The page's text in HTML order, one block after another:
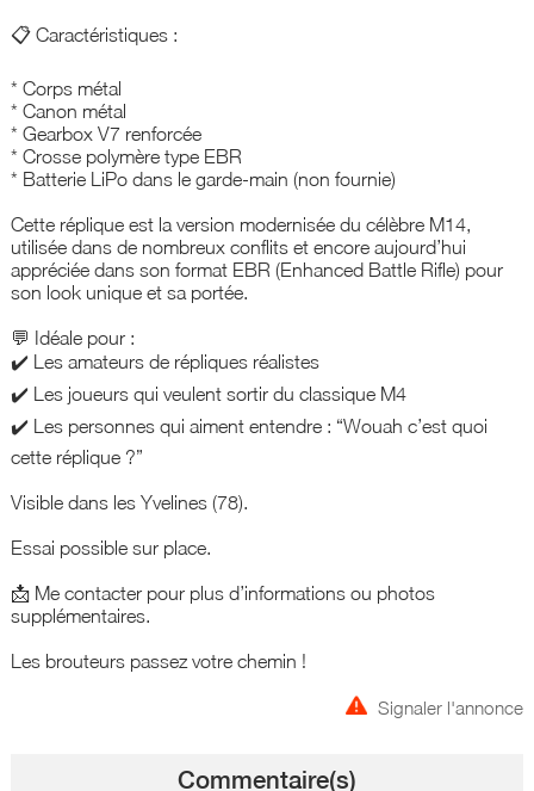
📋 Caractéristiques :
* Corps métal
* Canon métal
* Gearbox V7 renforcée
* Crosse polymère type EBR
* Batterie LiPo dans le garde-main (non fournie)
Cette réplique est la version modernisée du célèbre M14,
utilisée dans de nombreux conflits et encore aujourd’hui
appréciée dans son format EBR (Enhanced Battle Rifle) pour
son look unique et sa portée.
💬 Idéale pour :
✔️ Les amateurs de répliques réalistes
✔️ Les joueurs qui veulent sortir du classique M4
✔️ Les personnes qui aiment entendre : “Wouah c’est quoi
cette réplique ?”
Visible dans les Yvelines (78).
Essai possible sur place.
📩 Me contacter pour plus d’informations ou photos
supplémentaires.
Les brouteurs passez votre chemin !
Signaler l'annonce
Commentaire(s)